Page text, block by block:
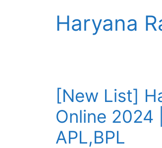
Haryana
[New List]
Online 2024 |
APL,BPL